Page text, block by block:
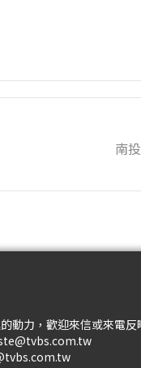
南
動力，歡迎來信或來電反